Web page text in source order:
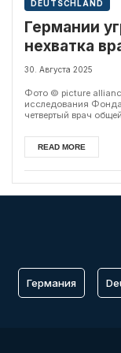
DEUTSCHLAND
Германии
нехватка
30. Августа 2025
Фото © picture
исследования
четвертый врач
READ MORE
Германия